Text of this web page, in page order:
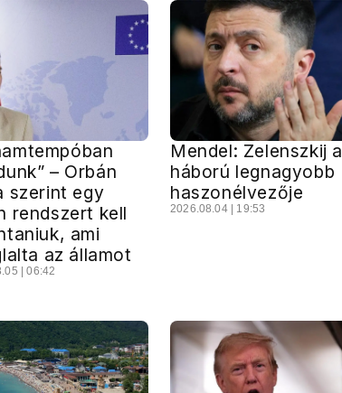
– Orbán
szerint egy
rendszert kell
ami
az államot
| 06:42
Mendel: Zelenszkij a
háború legnagyobb
haszonélvezője
2026.08.04 | 19:53